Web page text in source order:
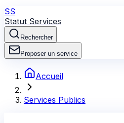
SS
Statut Services
Rechercher
Proposer un service
Accueil
Services Publics